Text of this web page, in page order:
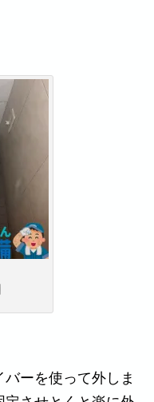
ーを使って外しま